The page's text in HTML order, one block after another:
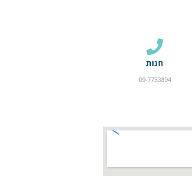
חנות
09-7733894